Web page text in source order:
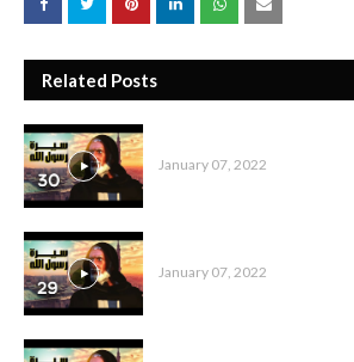
Related Posts
January 07, 2022
January 07, 2022